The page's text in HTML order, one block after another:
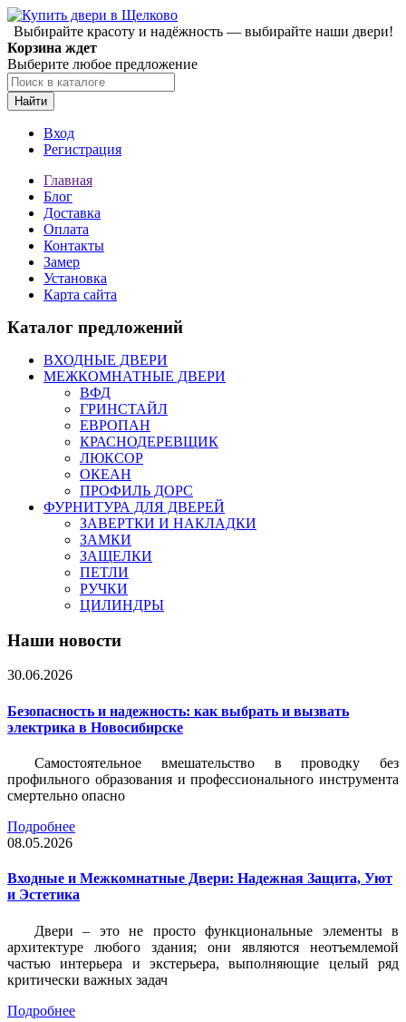
Выбирайте красоту и надёжность — выбирайте наши двери!
Корзина ждет
Выберите любое предложение
Найти
Вход
Регистрация
Главная
Блог
Доставка
Оплата
Контакты
Замер
Установка
Карта сайта
Каталог предложений
ВХОДНЫЕ ДВЕРИ
МЕЖКОМНАТНЫЕ ДВЕРИ
ВФД
ГРИНСТАЙЛ
ЕВРОПАН
КРАСНОДЕРЕВЩИК
ЛЮКСОР
ОКЕАН
ПРОФИЛЬ ДОРС
ФУРНИТУРА ДЛЯ ДВЕРЕЙ
ЗАВЕРТКИ И НАКЛАДКИ
ЗАМКИ
ЗАЩЕЛКИ
ПЕТЛИ
РУЧКИ
ЦИЛИНДРЫ
Наши новости
30.06.2026
Безопасность и надежность: как выбрать и вызвать
электрика в Новосибирске
Самостоятельное вмешательство в проводку без
профильного образования и профессионального инструмента
смертельно опасно
Подробнее
08.05.2026
Входные и Межкомнатные Двери: Надежная Защита, Уют
и Эстетика
Двери – это не просто функциональные элементы в
архитектуре любого здания; они являются неотъемлемой
частью интерьера и экстерьера, выполняющие целый ряд
критически важных задач
Подробнее